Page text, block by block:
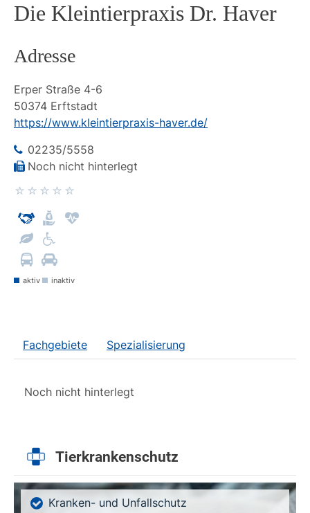
Die Kleintierpraxis Dr. Haver
Adresse
Erper Straße 4-6
50374 Erftstadt
https://www.kleintierpraxis-haver.de/
02235/5558
Noch nicht hinterlegt
aktiv inaktiv
Fachgebiete Spezialisierung
Noch nicht hinterlegt
Tierkrankenschutz
Kranken- und Unfallschutz